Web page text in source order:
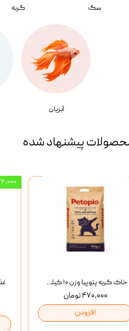
سگ گربه
آبزیان
پیشنهاد شده
خاک گربه پتوپیا وزن ۱۰ کیلوگرم
۴۷۰,۰۰۰ تومان
افزودن